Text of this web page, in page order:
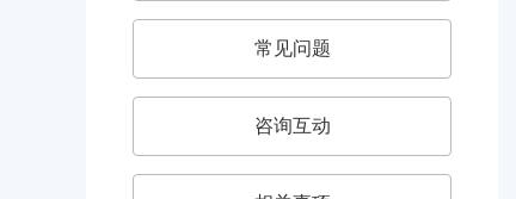
常见问题
咨询互动